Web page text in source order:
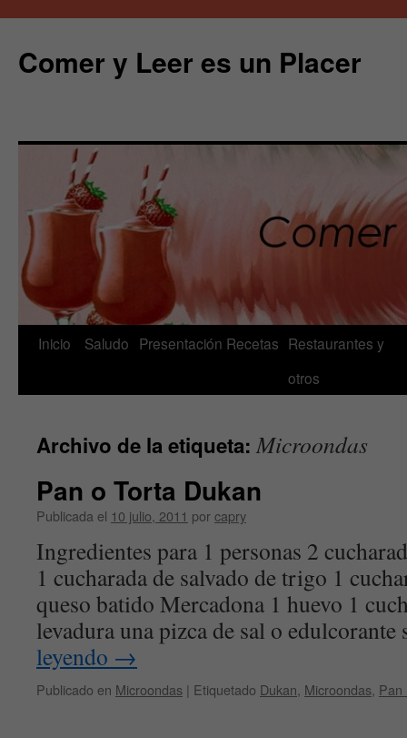
Comer y Leer es un Placer
Saltar
Inicio Saludo Presentación Recetas Restaurantes y
otros
Archivo de la etiqueta: Microondas
Pan o Torta Dukan
Publicada el 10 julio, 2011 porcapry
Ingredientes para 1 personas 2
1 cucharada de salvado de trigo 1
queso batido Mercadona 1 huevo 1
levadura una pizca de sal o
leyendo →
Publicado en Microondas | Etiquetado Dukan Microondas Pan